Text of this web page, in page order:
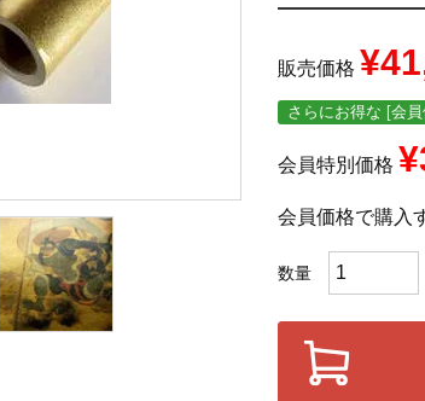
販売価格 ¥
さらにお得な [会
会員特別価格 ¥
会員価格で購入